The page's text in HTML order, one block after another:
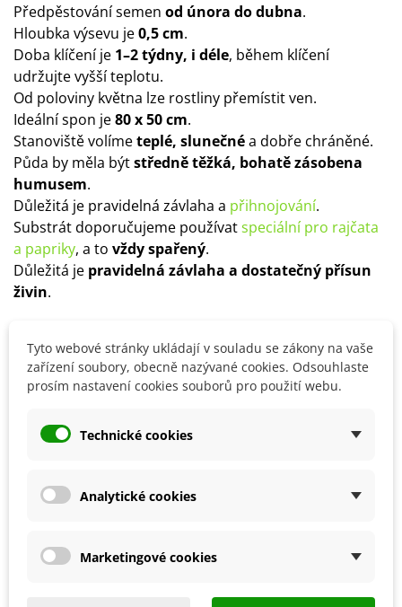
Předpěstování semen od února do dubna.
Hloubka výsevu je0,5 cm.
Doba klíčení je 1–2 týdny, i déle, během klíčení
udržujte vyšší teplotu.
Od poloviny května lze rostliny přemístit ven.
Ideální spon je80 x 50 cm.
Stanoviště volímeteplé, slunečnéa dobře chráněné.
Půda by měla býtstředně těžká, bohatě zásobena
humusem.
Důležitá je pravidelná závlaha a přihnojování.
Substrát doporučujeme používatspeciální pro rajčata
a papriky, a to vždy spařený.
Důležitá je pravidelná závlaha a dostatečný přísun
živin.
Detaily produktu
Tyto webové stránky ukládají v souladu se zákony na vaše
zařízení soubory, obecně nazývané cookies. Odsouhlaste
prosím nastavení cookies souborů pro použití webu.
Technické cookies
Analytické cookies
Marketingové cookies